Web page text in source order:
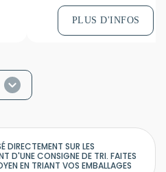
PLUS D'INFOS
DIRECTEMENT SUR LES
D'UNE CONSIGNE DE TRI. FAITES
EN TRIANT VOS EMBALLAGES